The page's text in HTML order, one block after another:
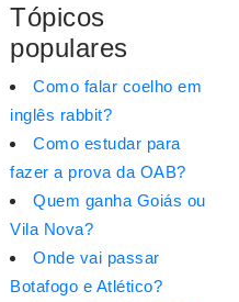
Tópicos
populares
Como falar coelho em
inglês rabbit?
Como estudar para
fazer a prova da OAB?
Quem ganha Goiás ou
Vila Nova?
Onde vai passar
Botafogo e Atlético?